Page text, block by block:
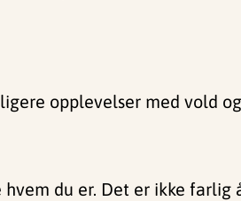
opplevelser med vold og
du er. Det er ikke farlig